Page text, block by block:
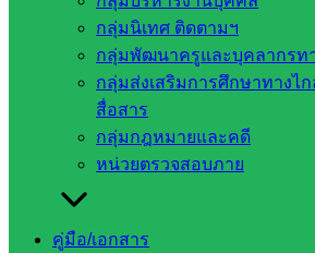
กลุ่มนิเทศ ติดตามฯ
กลุ่มพัฒนาครูและบุคลากรท
กลุ่มส่งเสริมการศึกษาทางไ
สื่อสาร
กลุ่มกฎหมายและคดี
หน่วยตรวจสอบภาย
คู่มือ/เอกสาร